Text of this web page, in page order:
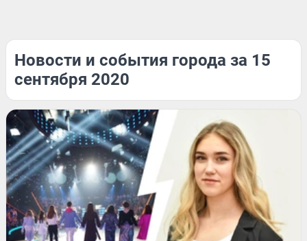
Новости и события города за 15
сентября 2020